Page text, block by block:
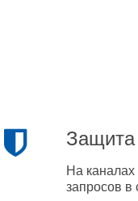
Защита
На
запросов в